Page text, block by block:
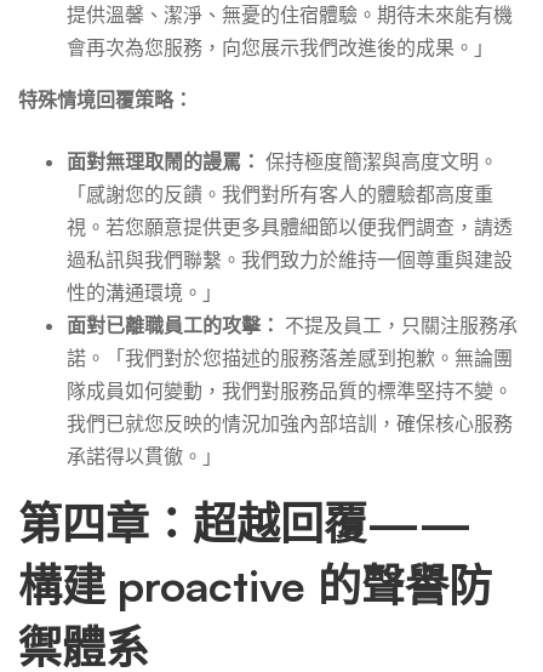
提供溫馨、潔淨、無憂的住宿體驗。期待未來能有機
會再次為您服務，向您展示我們改進後的成果。」
特殊情境回覆策略：
面對無理取鬧的謾罵： 保持極度簡潔與高度文明。
「感謝您的反饋。我們對所有客人的體驗都高度重
視。若您願意提供更多具體細節以便我們調查，請透
過私訊與我們聯繫。我們致力於維持一個尊重與建設
性的溝通環境。」
面對已離職員工的攻擊： 不提及員工，只關注服務承
諾。「我們對於您描述的服務落差感到抱歉。無論團
隊成員如何變動，我們對服務品質的標準堅持不變。
我們已就您反映的情況加強內部培訓，確保核心服務
承諾得以貫徹。」
第四章：超越回覆——
構建 proactive 的聲譽防
禦體系